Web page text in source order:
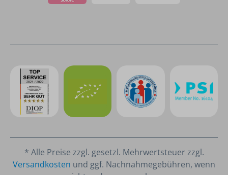
* Alle Preise zzgl. gesetzl. Mehrwertsteuer zzgl.
Versandkosten und ggf. Nachnahmegebühren, wenn